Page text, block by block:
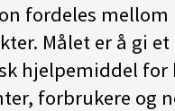
fordeles mellom
Målet er å gi
hjelpemiddel for
forbrukere og